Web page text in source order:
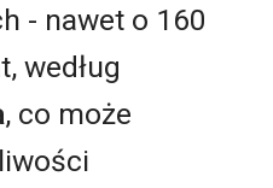
- nawet o 160
według
, co może